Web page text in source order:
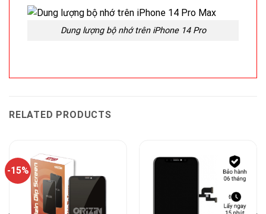
Dung lượng bộ nhớ trên iPhone 14 Pro
RELATED PRODUCTS
-15%